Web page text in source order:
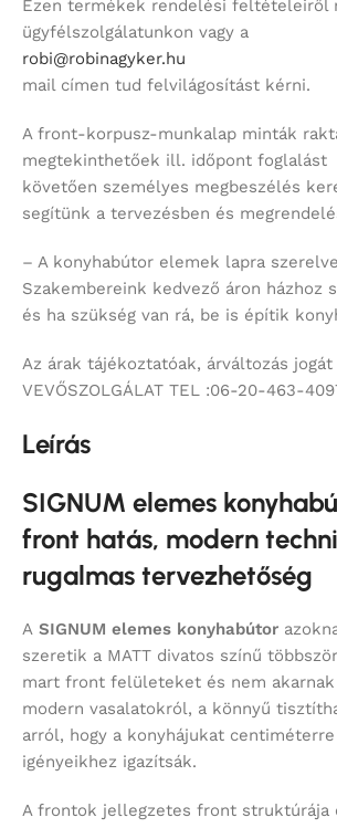
Ezen termékek rendelési feltételeiről
ügyfélszolgálatunkon vagy a
robi@robinagyker.hu
mail címen tud felvilágosítást kérni.
A front-korpusz-munkalap minták
megtekinthetőek ill. időpont foglalást
követően személyes megbeszélés
segítünk a tervezésben és
– A konyhabútor elemek lapra
Szakembereink kedvező áron házhoz
és ha szükség van rá, be is építik
Az árak tájékoztatóak, árváltozás
VEVŐSZOLGÁLAT TEL :06-20-463-
Leírás
SIGNUM elemes
front hatás, modern
rugalmas tervezhetőség
A SIGNUM elemes konyhabútor
szeretik a MATT divatos színű
mart front felületeket és nem
modern vasalatokról, a könnyű
arról, hogy a konyhájukat
igényeikhez igazítsák.
A frontok jellegzetes front struktúrája